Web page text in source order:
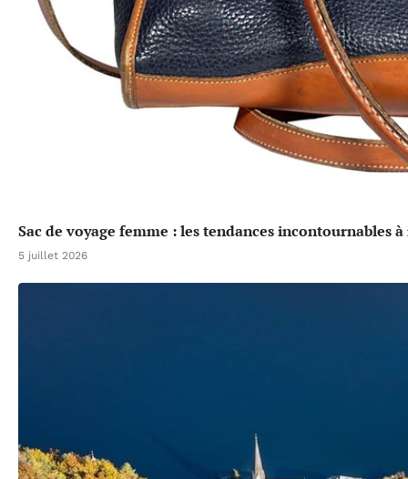
Sac de voyage femme : les tendances incontournables
5 juillet 2026